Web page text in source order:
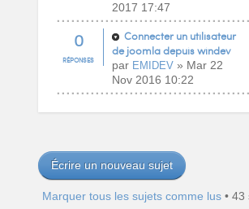
2017 17:47
0
RÉPONSES
Connecter un utilisateur
de joomla depuis windev
par EMIDEV» Mar 22
Nov 2016 10:22
Écrire un nouveau sujet
Marquer tous les sujets comme lus • 43